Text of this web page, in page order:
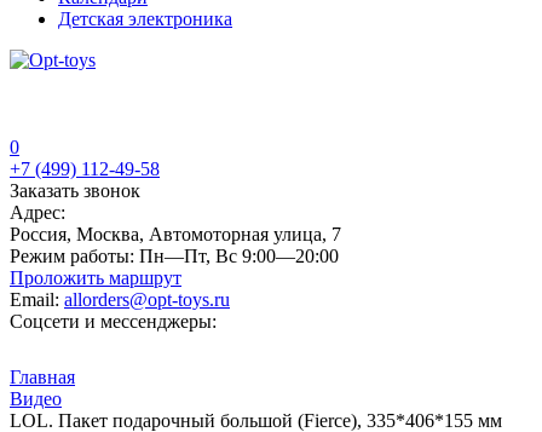
Детская электроника
0
+7 (499) 112-49-58
Заказать звонок
Адрес:
Россия, Москва, Автомоторная улица, 7
Режим работы: Пн—Пт, Вс 9:00—20:00
Проложить маршрут
Email: allorders@opt-toys.ru
Соцсети и мессенджеры:
Главная
Видео
LOL. Пакет подарочный большой (Fierce), 335*406*155 мм